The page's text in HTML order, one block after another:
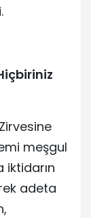
meşgul
iktidarın
adeta